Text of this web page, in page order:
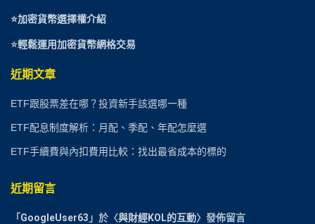
⭐加密貨幣選擇權介紹
⭐輕鬆運用加密貨幣網格交易
近期文章
ETF跟股票差在哪？投資新手該選哪一種
ETF配息制度解析：月配、季配、年配怎麼選
ETF手續費與內扣費用比較：找出最省成本的標的
近期留言
「GoogleUser63 」於〈與財經KOL的互動〉發佈留言